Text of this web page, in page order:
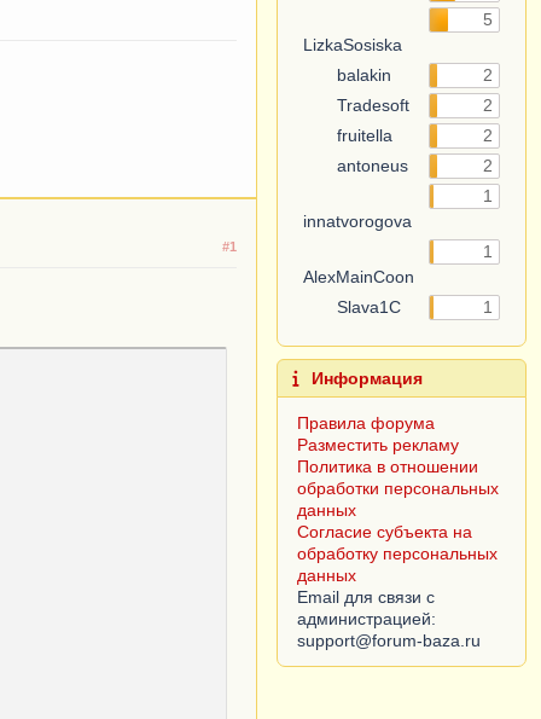
#1
LizkaSosiska
5
balakin
2
Tradesoft
2
fruitella
2
antoneus
2
innatvorogova
1
AlexMainCoon
1
Slava1C 1
Информация
Правила форума
Разместить рекламу
Политика в отношении
обработки персональных
данных
Согласие субъекта на
обработку персональных
данных
Email для связи с
администрацией: